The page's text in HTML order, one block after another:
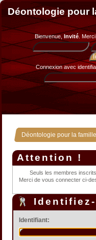
Déontologie pour
Bienvenue, Invité.
Connexion avec
Déontologie pour la famille
Attention !
Seuls les membres
Merci de vous connecter ci-
Identifiant: